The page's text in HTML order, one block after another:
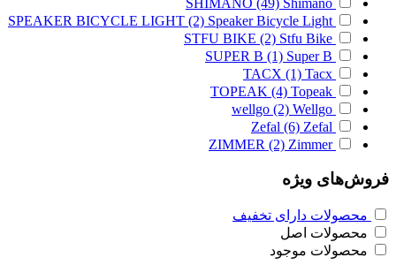
SHIMANO (49) Shimano
SPEAKER BICYCLE LIGHT (2) Speaker Bicycle Light
STFU BIKE (2) Stfu Bike
SUPER B (1) Super B
TACX (1) Tacx
TOPEAK (4) Topeak
wellgo (2) Wellgo
Zefal (6) Zefal
ZIMMER (2) Zimmer
فروش‌های ویژه
محصولات دارای تخفیف
محصولات اصل
محصولات موجود